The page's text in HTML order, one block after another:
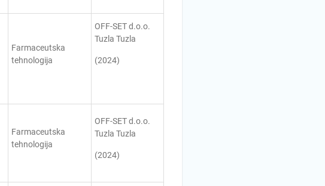
Farmaceutska
tehnologija
OFF-SET d.o.o.
Tuzla Tuzla
(2024)
Farmaceutska
tehnologija
OFF-SET d.o.o.
Tuzla Tuzla
(2024)